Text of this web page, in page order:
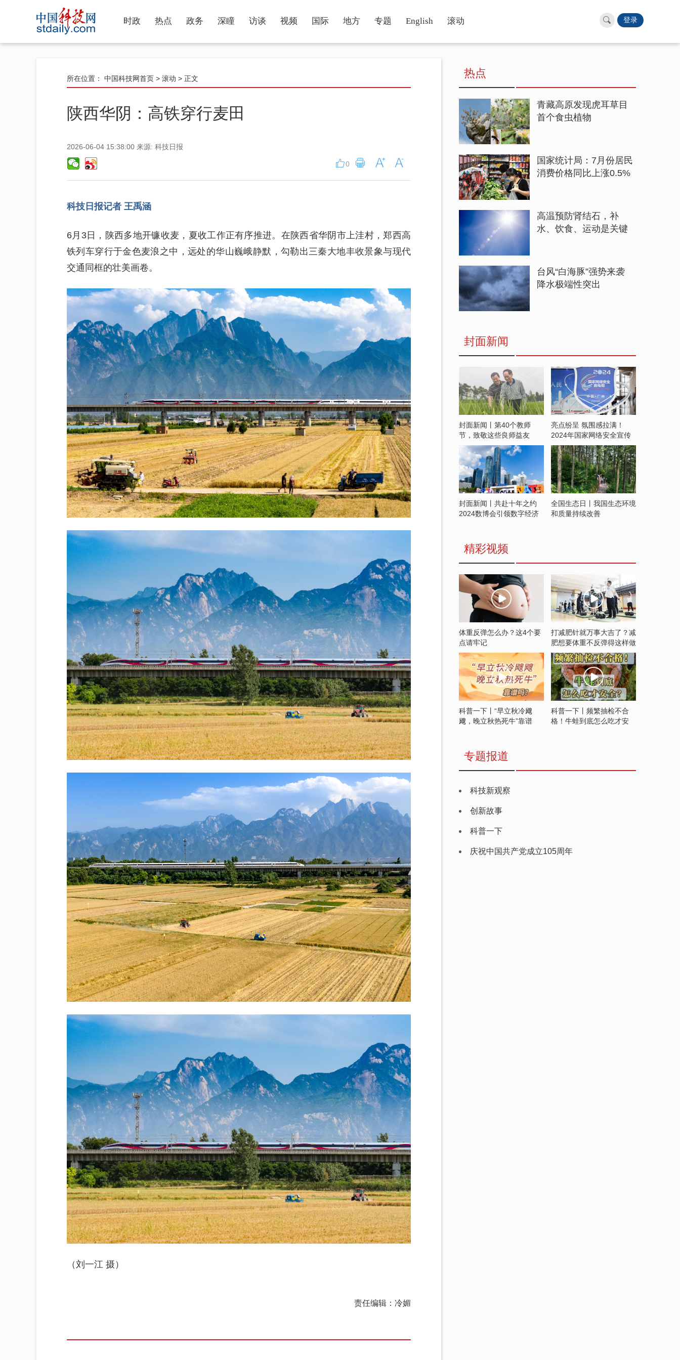
时政 热点 政务 深瞳 访谈 视频 国际 地方 专题 English 滚动 登录
所在位置： 中国科技网首页 > 滚动 > 正文
陕西华阴：高铁穿行麦田
2026-06-04 15:38:00 来源: 科技日报
0
科技日报记者 王禹涵
6月3日，陕西多地开镰收麦，夏收工作正有序推进。在陕西省华阴市上洼村，郑西高
铁列车穿行于金色麦浪之中，远处的华山巍峨静默，勾勒出三秦大地丰收景象与现代
交通同框的壮美画卷。
（刘一江 摄）
责任编辑：冷媚
热点
青藏高原发现虎耳草目
首个食虫植物
国家统计局：7月份居民
消费价格同比上涨0.5%
高温预防肾结石，补
水、饮食、运动是关键
台风“白海豚”强势来袭
降水极端性突出
封面新闻
封面新闻丨第40个教师
节，致敬这些良师益友
亮点纷呈 氛围感拉满！
2024年国家网络安全宣传
周开启
封面新闻丨共赴十年之约
2024数博会引领数字经济
全国生态日丨我国生态环境
和质量持续改善
精彩视频
体重反弹怎么办？这4个要
点请牢记
打减肥针就万事大吉了？减
肥想要体重不反弹得这样做
科普一下丨“早立秋冷飕
飕，晚立秋热死牛”靠谱
科普一下丨频繁抽检不合
格！牛蛙到底怎么吃才安
专题报道
科技新观察
创新故事
科普一下
庆祝中国共产党成立105周年